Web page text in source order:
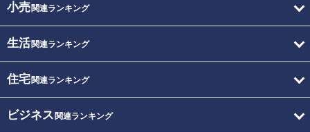
小売関連ランキング
生活関連ランキング
住宅関連ランキング
ビジネス 関連ランキング